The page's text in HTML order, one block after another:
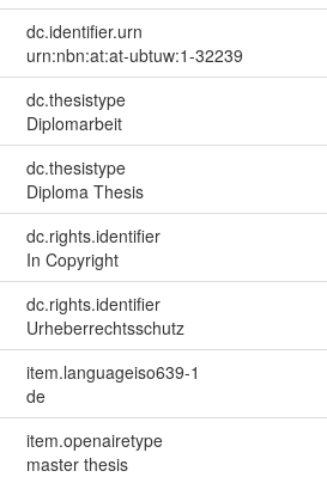
dc.identifier.urn
urn:nbn:at:at-ubtuw:1-32239
dc.thesistype
Diplomarbeit
dc.thesistype
Diploma Thesis
dc.rights.identifier
In Copyright
dc.rights.identifier
Urheberrechtsschutz
item.languageiso639-1
de
item.openairetype
master thesis